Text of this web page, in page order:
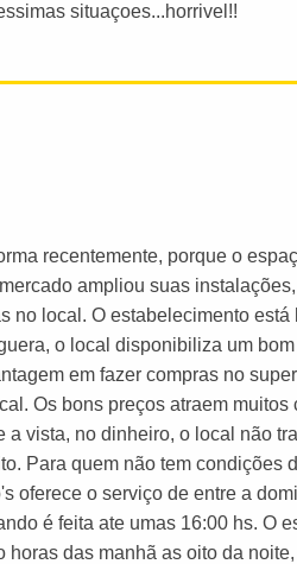
situaçoes...horrivel!!
recentemente, porque o
ampliou suas
no local. O estabelecimento está
o local disponibiliza um
em fazer compras no
Os bons preços atraem muitos
a vista, no dinheiro, o local não
Para quem não tem condições
oferece o serviço de entre a
é feita ate umas 16:00 hs. O
das manhã as oito da